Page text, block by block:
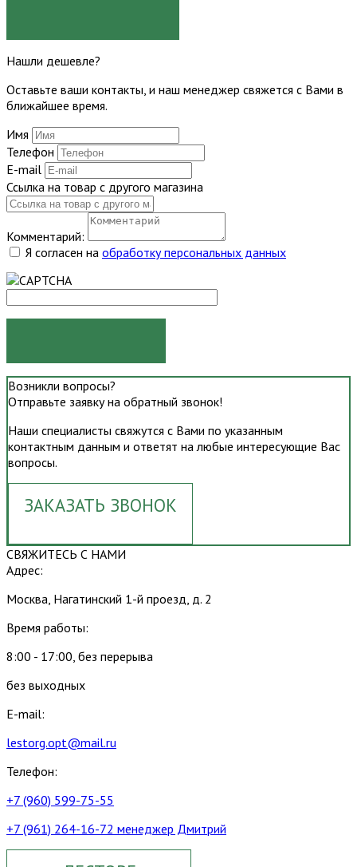
Нашли дешевле?
Оставьте ваши контакты, и наш менеджер свяжется с Вами в
ближайшее время.
Имя
Телефон
E-mail
Ссылка на товар с другого магазина
Комментарий:
Я согласен на обработку персональных данных
Возникли вопросы?
Отправьте заявку на обратный звонок!
Наши специалисты свяжутся с Вами по указанным
контактным данным и ответят на любые интересующие Вас
вопросы.
ЗАКАЗАТЬ ЗВОНОК
СВЯЖИТЕСЬ С НАМИ
Адрес:
Москва, Нагатинский 1-й проезд, д. 2
Время работы:
8:00 - 17:00, без перерыва
без выходных
E-mail:
lestorg.opt@mail.ru
Телефон:
+7 (960) 599-75-55
+7 (961) 264-16-72 менеджер Дмитрий